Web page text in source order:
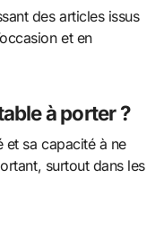
des articles issus
et en
à porter ?
et sa capacité à ne
surtout dans les